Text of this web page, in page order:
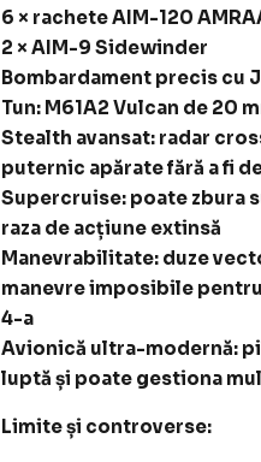
6 × rachete AIM-120
2 × AIM-9 Sidewinder
Bombardament precis cu
Tun: M61A2 Vulcan de 20
Stealth avansat: radar
puternic apărate fără a fi
Supercruise: poate zbura
raza de acțiune extinsă
Manevrabilitate: duze
manevre imposibile
4-a
Avionică ultra-modernă:
luptă și poate gestiona
Limite și controverse: